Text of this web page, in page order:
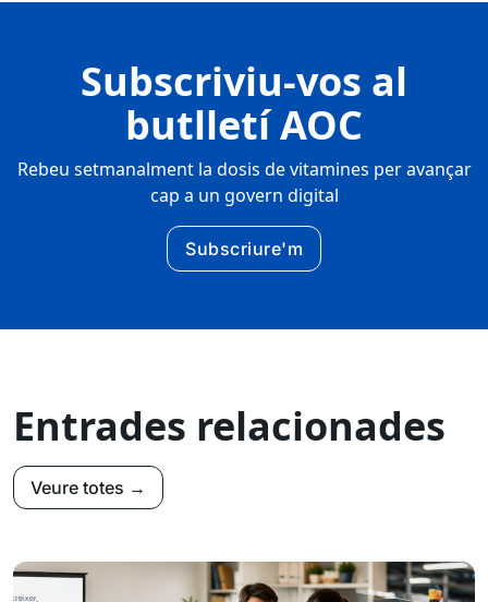
Subscriviu-vos al
butlletí AOC
Rebeu setmanalment la dosis de vitamines per avançar
cap a un govern digital
Subscriure'm
Entrades relacionades
Veure totes →